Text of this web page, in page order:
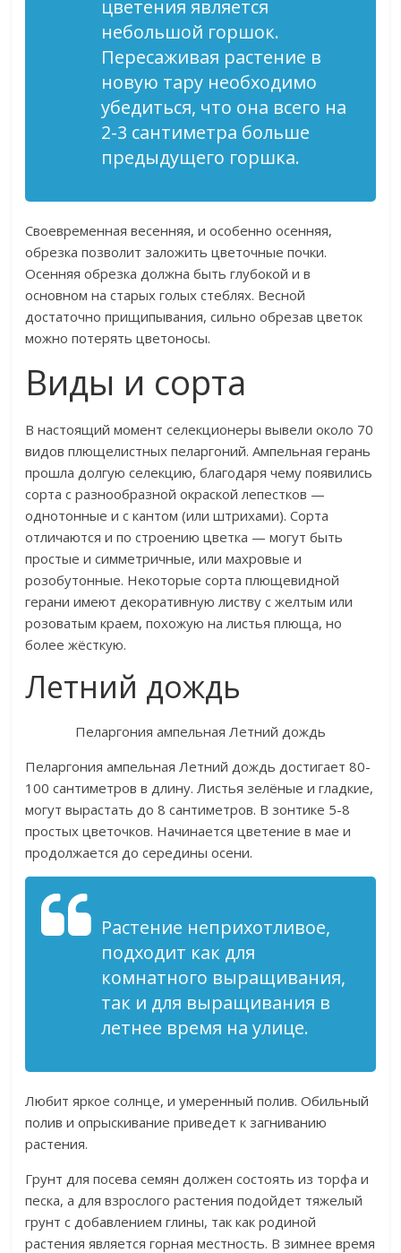
цветения является
небольшой горшок.
Пересаживая растение в
новую тару необходимо
убедиться, что она всего на
2-3 сантиметра больше
предыдущего горшка.
Своевременная весенняя, и особенно осенняя,
обрезка позволит заложить цветочные почки.
Осенняя обрезка должна быть глубокой и в
основном на старых голых стеблях. Весной
достаточно прищипывания, сильно обрезав цветок
можно потерять цветоносы.
Виды и сорта
В настоящий момент селекционеры вывели около 70
видов плющелистных пеларгоний. Ампельная герань
прошла долгую селекцию, благодаря чему появились
сорта с разнообразной окраской лепестков —
однотонные и с кантом (или штрихами). Сорта
отличаются и по строению цветка — могут быть
простые и симметричные, или махровые и
розобутонные. Некоторые сорта плющевидной
герани имеют декоративную листву с желтым или
розоватым краем, похожую на листья плюща, но
более жёсткую.
Летний дождь
Пеларгония ампельная Летний дождь
Пеларгония ампельная Летний дождь достигает 80-
100 сантиметров в длину. Листья зелёные и гладкие,
могут вырастать до 8 сантиметров. В зонтике 5-8
простых цветочков. Начинается цветение в мае и
продолжается до середины осени.
Растение неприхотливое,
подходит как для
комнатного выращивания,
так и для выращивания в
летнее время на улице.
Любит яркое солнце, и умеренный полив. Обильный
полив и опрыскивание приведет к загниванию
растения.
Грунт для посева семян должен состоять из торфа и
песка, а для взрослого растения подойдет тяжелый
грунт с добавлением глины, так как родиной
растения является горная местность. В зимнее время